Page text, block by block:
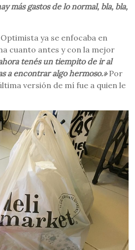
más gastos de lo normal, bla, bla,
ya se enfocaba en
cuanto antes y con la mejor
tenés un tiempito de ir al
a encontrar algo hermoso.»Por
versión de mí fue a quien le